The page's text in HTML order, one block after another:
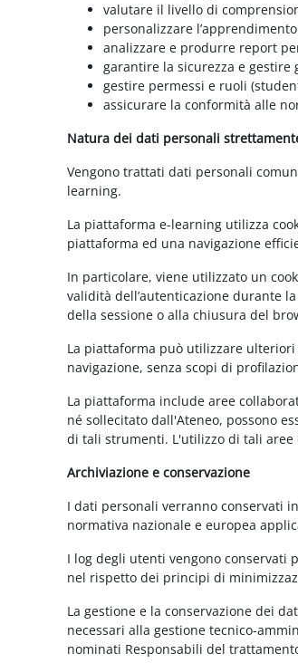
valutare il livello di
personalizzare
analizzare e produrre report
garantire la sicurezza e gestire
gestire permessi e ruoli
assicurare la conformità alle
Natura dei dati personali
Vengono trattati dati personali
learning.
La piattaforma e-learning utilizza
piattaforma ed una navigazione
In particolare, viene utilizzato un
validità dell’autenticazione durante
della sessione o alla chiusura del
La piattaforma può utilizzare
navigazione, senza scopi di
La piattaforma include aree
né sollecitato dall'Ateneo, possono
di tali strumenti. L'utilizzo di tali aree
Archiviazione e conservazione
I dati personali verranno conservati
normativa nazionale e europea
I log degli utenti vengono conservati
nel rispetto dei principi di
La gestione e la conservazione dei
necessari alla gestione tecnico-
nominati Responsabili del